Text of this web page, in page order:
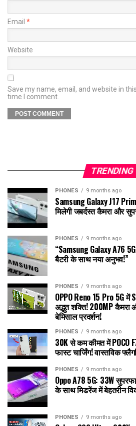
Email *
Website
Save my name, email, and website in
time I comment.
TRENDING
PHONES 9 months ago
Samsung Galaxy J17
मिलेगी जबर्दस्त कैमरा और
PHONES 9 months ago
“Samsung Galaxy A76
बैटरी के साथ नया अनुभव!”
PHONES 9 months ago
OPPO Reno 15 Pro 5G में
अद्भुत शक्ति! 200MP
बेमिसाल प्रदर्शन!
PHONES 9 months ago
30K से कम कीमत में POCO
फास्ट चार्जिंग! वास्तविक
PHONES 9 months ago
Oppo A78 5G: 33W
के साथ मिडरेंज में बेहतरीन
PHONES 9 months ago